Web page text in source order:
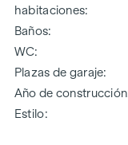
habitaciones
Baños
WC
Plazas de garaje
Año de construcción
Estilo